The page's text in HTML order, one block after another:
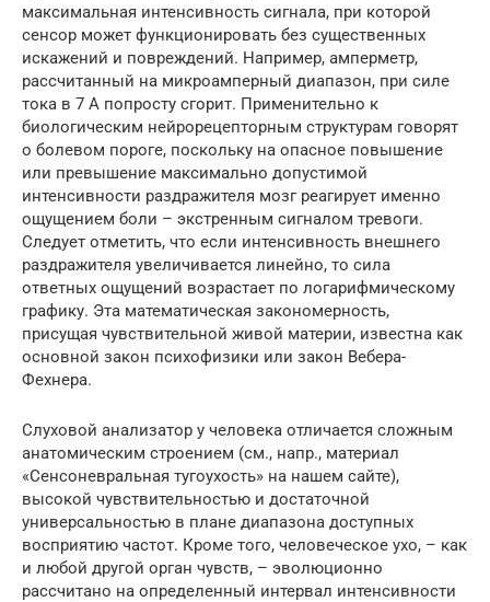
максимальная интенсивность сигнала, при которой
сенсор может функционировать без существенных
искажений и повреждений. Например, амперметр,
рассчитанный на микроамперный диапазон, при силе
тока в 7 А попросту сгорит. Применительно к
биологическим нейрорецепторным структурам говорят
о болевом пороге, поскольку на опасное повышение
или превышение максимально допустимой
интенсивности раздражителя мозг реагирует именно
ощущением боли – экстренным сигналом тревоги.
Следует отметить, что если интенсивность внешнего
раздражителя увеличивается линейно, то сила
ответных ощущений возрастает по логарифмическому
графику. Эта математическая закономерность,
присущая чувствительной живой материи, известна как
основной закон психофизики или закон Вебера-
Фехнера.
Слуховой анализатор у человека отличается сложным
анатомическим строением (см., напр., материал
«Сенсоневральная тугоухость» на нашем сайте),
высокой чувствительностью и достаточной
универсальностью в плане диапазона доступных
восприятию частот. Кроме того, человеческое ухо, – как
и любой другой орган чувств, – эволюционно
рассчитано на определенный интервал интенсивности